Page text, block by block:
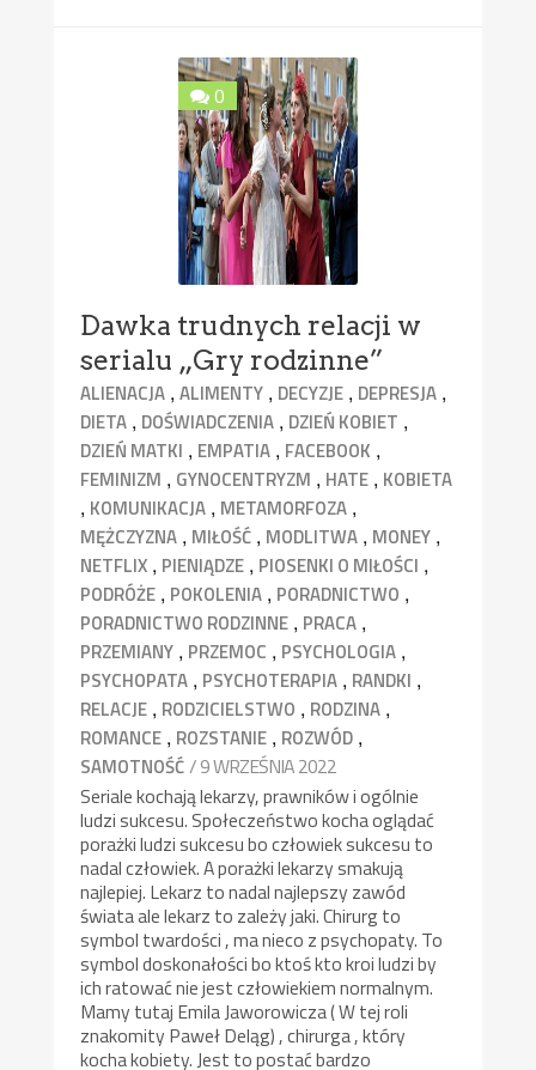
0
Dawka trudnych relacji w
serialu „Gry rodzinne”
ALIENACJA ,ALIMENTY , DECYZJE , DEPRESJA ,
DIETA , DOŚWIADCZENIA , DZIEŃ KOBIET ,
DZIEŃ MATKI , EMPATIA , FACEBOOK ,
FEMINIZM , GYNOCENTRYZM , HATE , KOBIETA
, KOMUNIKACJA , METAMORFOZA ,
MĘŻCZYZNA , MIŁOŚĆ , MODLITWA , MONEY ,
NETFLIX , PIENIĄDZE , PIOSENKI O MIŁOŚCI ,
PODRÓŻE , POKOLENIA , PORADNICTWO ,
PORADNICTWO RODZINNE , PRACA ,
PRZEMIANY , PRZEMOC , PSYCHOLOGIA ,
PSYCHOPATA , PSYCHOTERAPIA , RANDKI ,
RELACJE , RODZICIELSTWO , RODZINA ,
ROMANCE , ROZSTANIE , ROZWÓD ,
SAMOTNOŚĆ/ 9 WRZEŚNIA 2022
Seriale kochają lekarzy, prawników i ogólnie
ludzi sukcesu. Społeczeństwo kocha oglądać
porażki ludzi sukcesu bo człowiek sukcesu to
nadal człowiek. A porażki lekarzy smakują
najlepiej. Lekarz to nadal najlepszy zawód
świata ale lekarz to zależy jaki. Chirurg to
symbol twardości , ma nieco z psychopaty. To
symbol doskonałości bo ktoś kto kroi ludzi by
ich ratować nie jest człowiekiem normalnym.
Mamy tutaj Emila Jaworowicza ( W tej roli
znakomity Paweł Deląg) , chirurga , który
kocha kobiety. Jest to postać bardzo